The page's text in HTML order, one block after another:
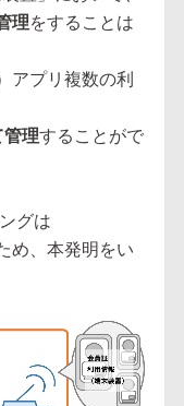
理をすることは
アプリ複数の利
管理することがで
グは
め、本発明をい